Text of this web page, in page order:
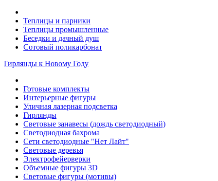
Теплицы и парники
Теплицы промышленные
Беседки и дачный душ
Сотовый поликарбонат
Гирлянды к Новому Году
Готовые комплекты
Интерьерные фигуры
Уличная лазерная подсветка
Гирлянды
Световые занавесы (дождь светодиодный)
Светодиодная бахрома
Сети светодиодные "Нет Лайт"
Световые деревья
Электрофейерверки
Объемные фигуры 3D
Световые фигуры (мотивы)